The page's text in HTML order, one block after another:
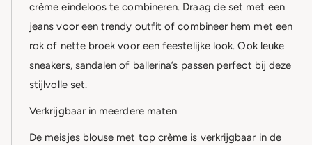
crème eindeloos te combineren. Draag de set met een
jeans voor een trendy outfit of combineer hem met een
rok of nette broek voor een feestelijke look. Ook leuke
sneakers, sandalen of ballerina’s passen perfect bij deze
stijlvolle set.
Verkrijgbaar in meerdere maten
De meisjes blouse met top crème is verkrijgbaar in de